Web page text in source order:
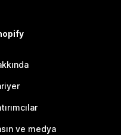
ve medya